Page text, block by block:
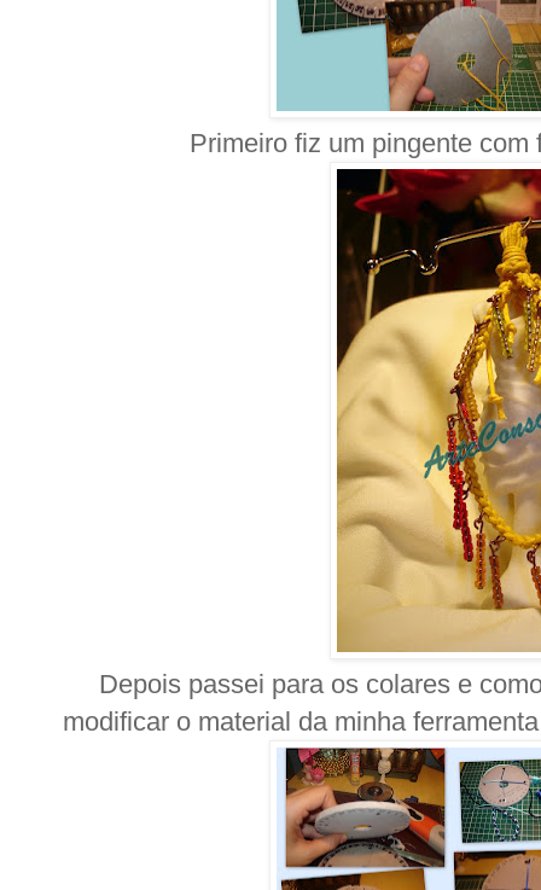
Primeiro fiz um pingente
Depois passei para os colares e
modificar o material da minha